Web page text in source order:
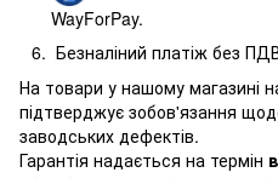
WayForPay.
Безналіний платіж без
На товари у нашому магазині
підтверджує зобов'язання
заводських дефектів.
Гарантія надається на термін